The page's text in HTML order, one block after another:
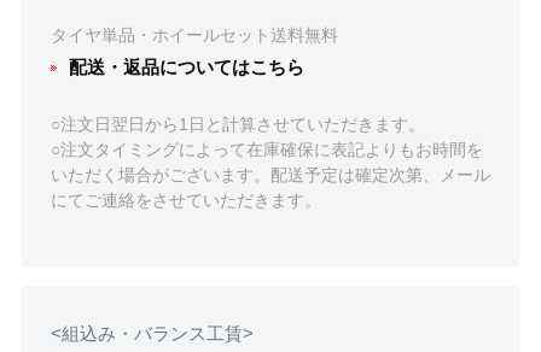
タイヤ単品・ホイールセット送料無料
配送・返品についてはこちら
○注文日翌日から1日と計算させていただきます。
○注文タイミングによって在庫確保に表記よりもお時間を
いただく場合がございます。配送予定は確定次第、メール
にてご連絡をさせていただきます。
<組込み・バランス工賃>